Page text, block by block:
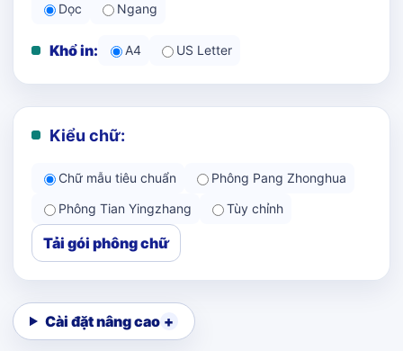
Dọc Ngang
Khổ in: A4 US Letter
Kiểu chữ:
Chữ mẫu tiêu chuẩn
Phông Pang Zhonghua
Phông Tian Yingzhang
Tùy chỉnh
Tải gói phông chữ
Cài đặt nâng cao